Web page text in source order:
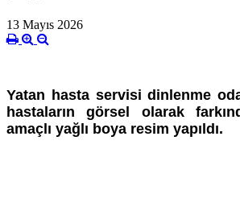
13 Mayıs 2026
Yatan hasta servisi dinlenme
hastaların görsel olarak
amaçlı yağlı boya resim yapıldı.